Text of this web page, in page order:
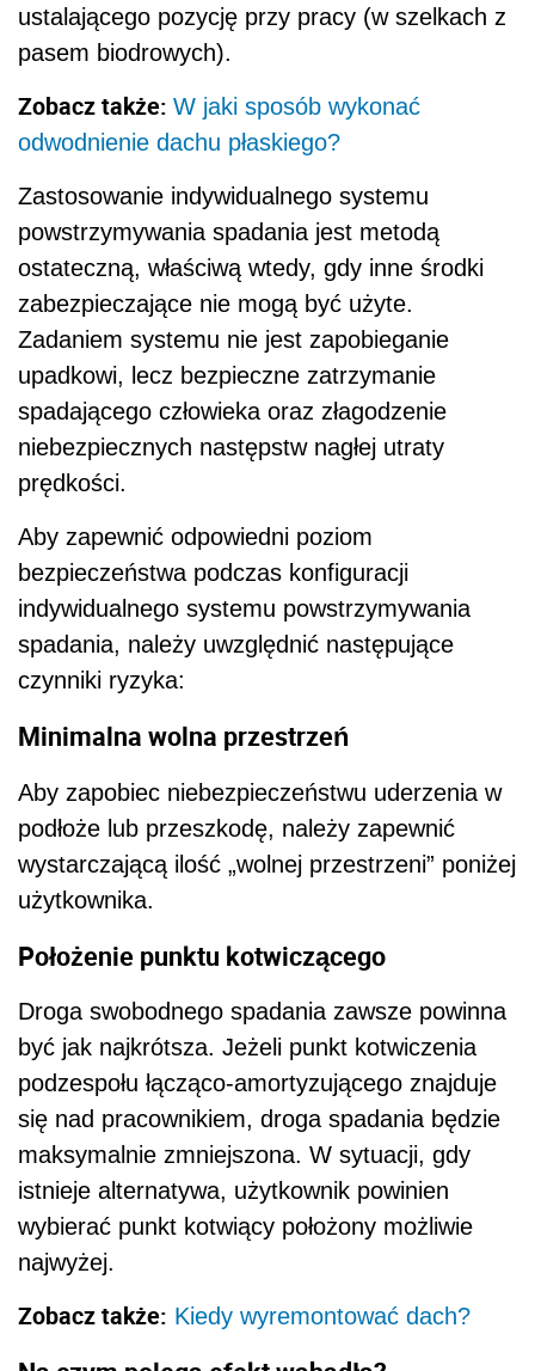
ustalającego pozycję przy pracy (w szelkach z
pasem biodrowych).
Zobacz także: W jaki sposób wykonać
odwodnienie dachu płaskiego?
Zastosowanie indywidualnego systemu
powstrzymywania spadania jest metodą
ostateczną, właściwą wtedy, gdy inne środki
zabezpieczające nie mogą być użyte.
Zadaniem systemu nie jest zapobieganie
upadkowi, lecz bezpieczne zatrzymanie
spadającego człowieka oraz złagodzenie
niebezpiecznych następstw nagłej utraty
prędkości.
Aby zapewnić odpowiedni poziom
bezpieczeństwa podczas konfiguracji
indywidualnego systemu powstrzymywania
spadania, należy uwzględnić następujące
czynniki ryzyka:
Minimalna wolna przestrzeń
Aby zapobiec niebezpieczeństwu uderzenia w
podłoże lub przeszkodę, należy zapewnić
wystarczającą ilość „wolnej przestrzeni” poniżej
użytkownika.
Położenie punktu kotwiczącego
Droga swobodnego spadania zawsze powinna
być jak najkrótsza. Jeżeli punkt kotwiczenia
podzespołu łącząco-amortyzującego znajduje
się nad pracownikiem, droga spadania będzie
maksymalnie zmniejszona. W sytuacji, gdy
istnieje alternatywa, użytkownik powinien
wybierać punkt kotwiący położony możliwie
najwyżej.
Zobacz także: Kiedy wyremontować dach?